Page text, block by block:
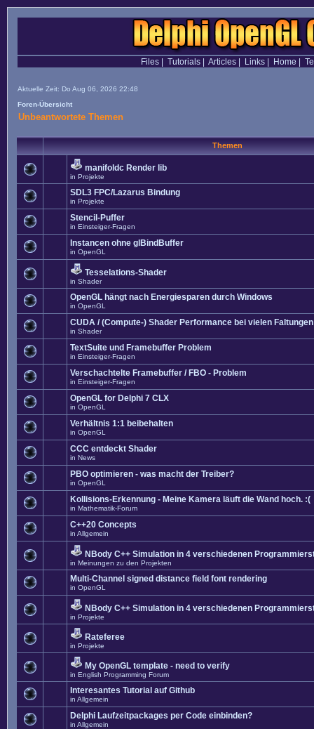
Files| Tutorials| Articles| Links| Home
Aktuelle Zeit: Do Aug 06, 2026 22:48
Foren-Übersicht
Unbeantwortete Themen
Themen
manifoldc Render lib
in Projekte
SDL3 FPC/Lazarus Bindung
in Projekte
Stencil-Puffer
in Einsteiger-Fragen
Instancen ohne glBindBuffer
in OpenGL
Tesselations-Shader
in Shader
OpenGL hängt nach Energiesparen durch Windows
in OpenGL
CUDA / (Compute-) Shader Performance bei vielen Faltungen
in Shader
TextSuite und Framebuffer Problem
in Einsteiger-Fragen
Verschachtelte Framebuffer / FBO - Problem
in Einsteiger-Fragen
OpenGL for Delphi 7 CLX
in OpenGL
Verhältnis 1:1 beibehalten
in OpenGL
CCC entdeckt Shader
in News
PBO optimieren - was macht der Treiber?
in OpenGL
Kollisions-Erkennung - Meine Kamera läuft die Wand hoch. :(
in Mathematik-Forum
C++20 Concepts
in Allgemein
NBody C++ Simulation in 4 verschiedenen
in Meinungen zu den Projekten
Multi-Channel signed distance field font rendering
in OpenGL
NBody C++ Simulation in 4 verschiedenen
in Projekte
Rateferee
in Projekte
My OpenGL template - need to verify
in English Programming Forum
Interesantes Tutorial auf Github
in Allgemein
Delphi Laufzeitpackages per Code einbinden?
in Allgemein